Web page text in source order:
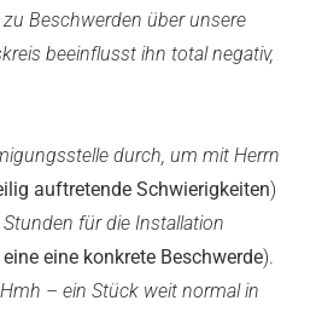
Beschwerden über unsere
beeinflusst ihn total negativ,
durch, um mit Herrn
auftretende Schwierigkeiten)
für die Installation
eine konkrete Beschwerde).
– ein Stück weit normal in